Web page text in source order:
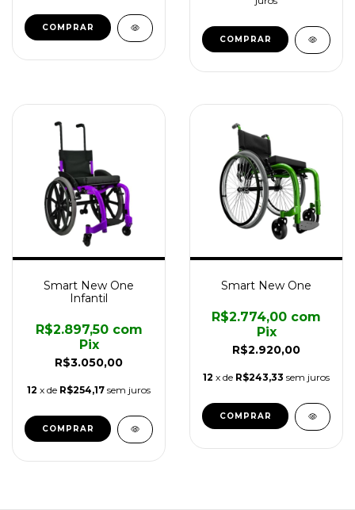
COMPRAR
COMPRAR
Smart New One
Infantil
R$3.050,00
R$2.897,50 com
Pix
12 x de R$254,17 sem juros
COMPRAR
Smart New One
R$2.920,00
R$2.774,00 com
Pix
12 x de R$243,33 sem juros
COMPRAR